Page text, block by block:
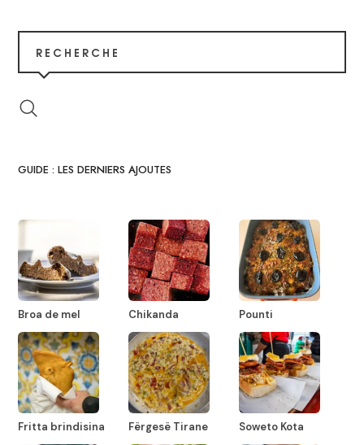
RECHERCHE
GUIDE : LES DERNIERS AJOUTES
Broa de mel Chikanda Pounti
Fritta brindisina Fërgesë Tirane Soweto Kota